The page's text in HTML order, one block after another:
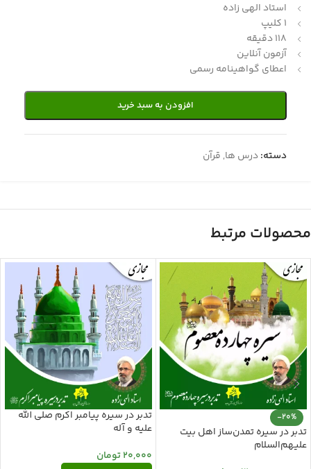
استاد الهی زاده
1 کلیپ
118 دقیقه
آزمون آنلاین
اعطای گواهینامه رسمی
افزودن به سبد خرید
دسته:درس ها, قرآن
محصولات مرتبط
-20%
تدبر در سیره تمدن‌ساز اهل بیت
علیهم‌السلام
تدبر در سیره پیامبر اکرم صلی الله
علیه و آله
20,000تومان